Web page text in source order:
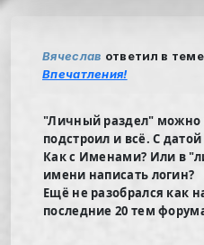
Вячеслав ответил в теме
Впечатления!
"Личный раздел" можно
подстроил и всё. С
Как с Именами? Или в
имени написать логин?
Ещё не разобрался как
последние 20 тем